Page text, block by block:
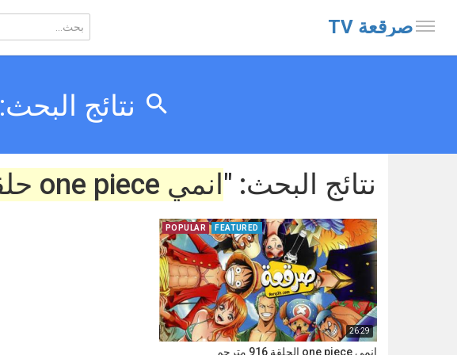
صرقعة TV
نتائج البحث:
نتائج البحث: " انمي one piece حلقة 916
26:29
POPULAR FEATURED
انمي one piece الحلقة 916 مترجم